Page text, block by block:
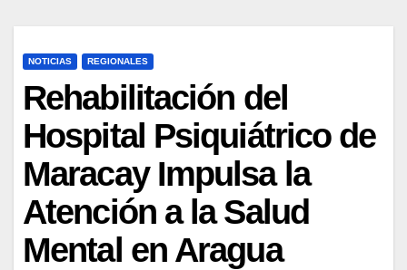
NOTICIAS REGIONALES
Rehabilitación del
Hospital Psiquiátrico de
Maracay Impulsa la
Atención a la Salud
Mental en Aragua